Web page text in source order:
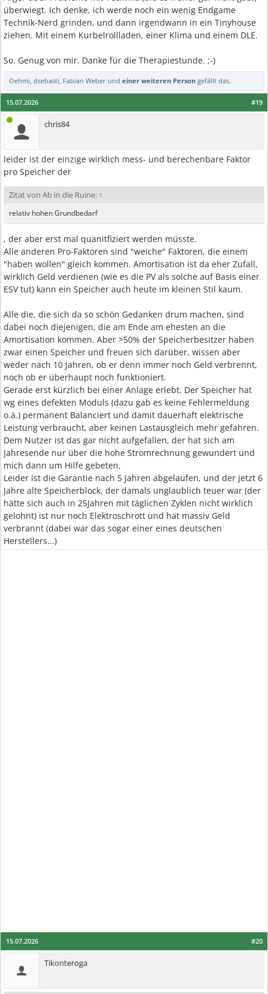
überwiegt. Ich denke, ich werde noch ein wenig Endgame
Technik-Nerd grinden, und dann irgendwann in ein Tinyhouse
ziehen. Mit einem Kurbelrollladen, einer Klima und einem DLE.
So. Genug von mir. Danke für die Therapiestunde. ;-)
Oehmi, dsebasti, Fabian Weber und einer weiteren Person gefällt das.
#19
15.07.2026
chris84
leider ist der einzige wirklich mess- und berechenbare Faktor
pro Speicher der
Zitat von Ab in die Ruine: ↑
relativ hohen Grundbedarf
, der aber erst mal quanitfiziert werden müsste.
Alle anderen Pro-Faktoren sind "weiche" Faktoren, die einem
"haben wollen" gleich kommen. Amortisation ist da eher Zufall,
wirklich Geld verdienen (wie es die PV als solche auf Basis einer
ESV tut) kann ein Speicher auch heute im kleinen Stil kaum.
Alle die, die sich da so schön Gedanken drum machen, sind
dabei noch diejenigen, die am Ende am ehesten an die
Amortisation kommen. Aber >50% der Speicherbesitzer haben
zwar einen Speicher und freuen sich darüber, wissen aber
weder nach 10 Jahren, ob er denn immer noch Geld verbrennt,
noch ob er überhaupt noch funktioniert.
Gerade erst kürzlich bei einer Anlage erlebt. Der Speicher hat
wg eines defekten Moduls (dazu gab es keine Fehlermeldung
o.ä.) permanent Balanciert und damit dauerhaft elektrische
Leistung verbraucht, aber keinen Lastausgleich mehr gefahren.
Dem Nutzer ist das gar nicht aufgefallen, der hat sich am
Jahresende nur über die hohe Stromrechnung gewundert und
mich dann um Hilfe gebeten.
Leider ist die Garantie nach 5 Jahren abgelaufen, und der jetzt 6
Jahre alte Speicherblock, der damals unglaublich teuer war (der
hätte sich auch in 25Jahren mit täglichen Zyklen nicht wirklich
gelohnt) ist nur noch Elektroschrott und hat massiv Geld
verbrannt (dabei war das sogar einer eines deutschen
Herstellers...)
#20
15.07.2026
Tikonteroga